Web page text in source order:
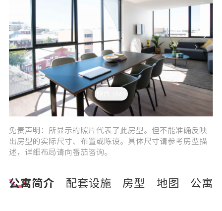
免责声明：所显示的照片代表了此房型。但不能准确反映
出房型的实际尺寸、布置或陈设。具体尺寸请参考房型描
述，详细布局请向番茄咨询。
公寓简介 配套设施 房型 地图 公寓